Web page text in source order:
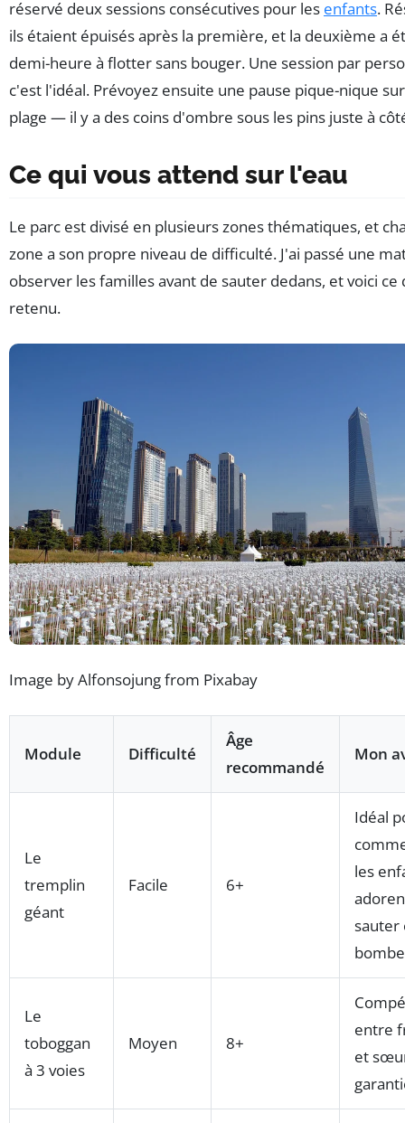
réservé deux sessions consécutives pour les enfants.
ils étaient épuisés après la première, et la deuxième a
demi-heure à flotter sans bouger. Une session par
c'est l'idéal. Prévoyez ensuite une pause pique-nique
plage — il y a des coins d'ombre sous les pins juste à
Ce qui vous attend sur l'eau
Le parc est divisé en plusieurs zones thématiques, et
zone a son propre niveau de difficulté. J'ai passé une
observer les familles avant de sauter dedans, et voici ce
retenu.
Image by Alfonsojung from Pixabay
Module Difficulté
Âge
recommandé
Mon
Le
tremplin
géant
Facile 6+
Idéal
les
sauter
bombe
Le
toboggan
à 3 voies
Moyen 8+
entre
et